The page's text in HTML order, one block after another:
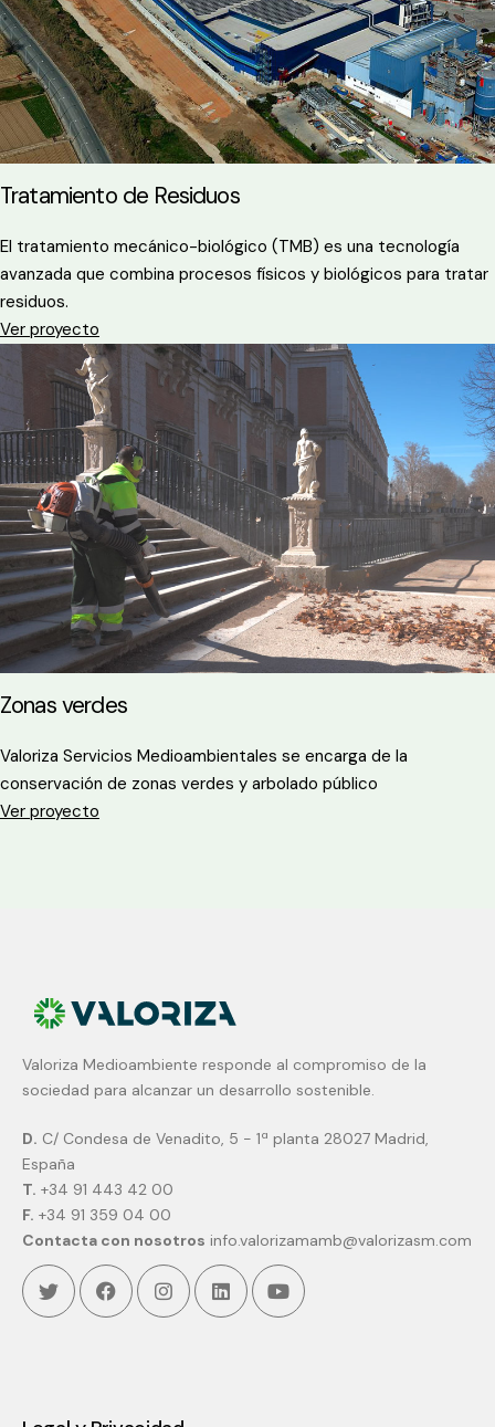
Tratamiento de Residuos
El tratamiento mecánico-biológico (TMB) es una tecnología
avanzada que combina procesos físicos y biológicos para tratar
residuos.
Ver proyecto
Zonas verdes
Valoriza Servicios Medioambientales se encarga de la
conservación de zonas verdes y arbolado público
Ver proyecto
Valoriza Medioambiente responde al compromiso de la
sociedad para alcanzar un desarrollo sostenible.
D. C/ Condesa de Venadito, 5 - 1ª planta 28027 Madrid,
España
T. +34 91 443 42 00
F. +34 91 359 04 00
Contacta con nosotros info.valorizamamb@valorizasm.com
TwitterFacebookInstagramLinkedinYoutube